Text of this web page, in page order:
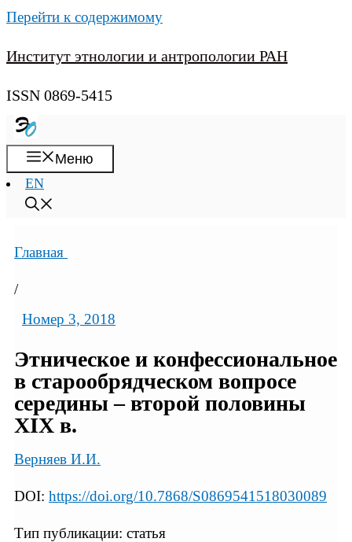
Перейти к содержимому
Институт этнологии и антропологии РАН
ISSN 0869-5415
Меню
EN
Главная
/
Номер 3, 2018
Этническое и конфессиональное
в старообрядческом вопросе
середины – второй половины
XIX в.
Верняев И.И.
DOI: https://doi.org/10.7868/S0869541518030089
Тип публикации: статья